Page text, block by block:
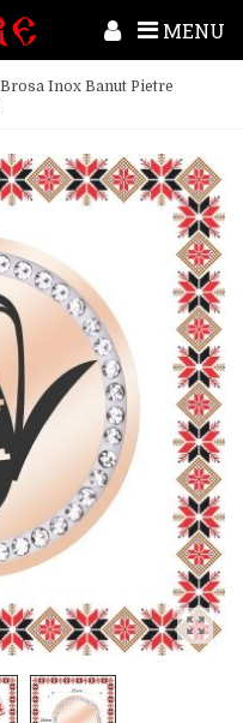
MENU
Inox Banut Pietre